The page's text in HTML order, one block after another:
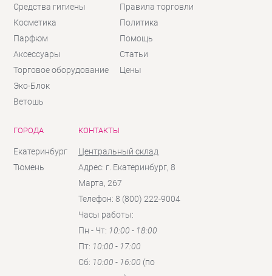
Средства гигиены
Косметика
Парфюм
Аксессуары
Торговое оборудование
Эко-Блок
Ветошь
Правила торговли
Политика
Помощь
Статьи
Цены
ГОРОДА
Екатеринбург
Тюмень
КОНТАКТЫ
Центральный склад
Адрес: г. Екатеринбург, 8
Марта, 267
Телефон: 8 (800) 222-9004
Часы работы:
Пн - Чт: 10:00 - 18:00
Пт: 10:00 - 17:00
Сб: 10:00 - 16:00 (по